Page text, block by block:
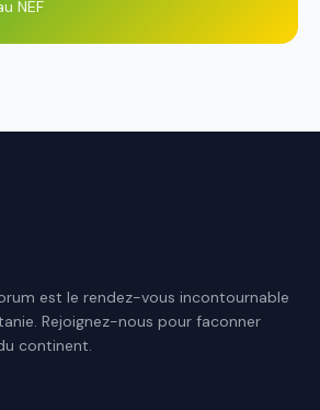
NEF
est le rendez-vous incontournable
Rejoignez-nous pour faconner
continent.